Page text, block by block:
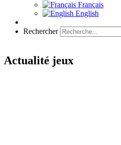
Français
English
Rechercher
Actualité jeux